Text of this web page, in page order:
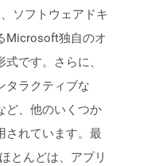
ソフトウェアドキ
Microsoft独自のオ
です。さらに、
タラクティブな
ど、他のいくつか
されています。最
とんどは、アプリ